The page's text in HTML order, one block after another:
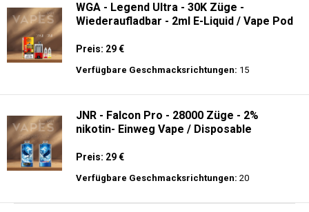
WGA - Legend Ultra - 30K Züge -
Wiederaufladbar - 2ml E-Liquid / Vape Pod
Preis: 29 €
Verfügbare Geschmacksrichtungen: 15
JNR - Falcon Pro - 28000 Züge - 2%
nikotin- Einweg Vape / Disposable
Preis: 29 €
Verfügbare Geschmacksrichtungen: 20